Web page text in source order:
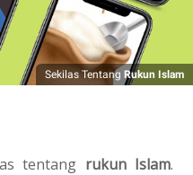
Sekilas Tentang Rukun Islam
tentang rukun Islam.